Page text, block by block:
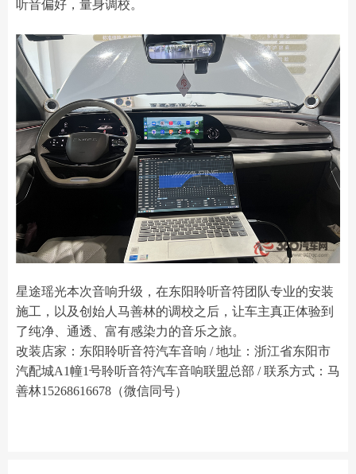
听音偏好，量身调校。
星途瑶光本次音响升级，在东阳聆听音符团队专业的安装
施工，以及创始人马善林的调校之后，让车主真正体验到
了纯净、通透、富有感染力的音乐之旅。
改装店家：东阳聆听音符汽车音响 / 地址：浙江省东阳市
汽配城A1幢1号聆听音符汽车音响联盟总部 / 联系方式：马
善林15268616678（微信同号）